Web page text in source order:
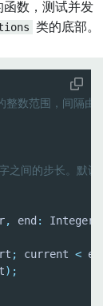
函数，测试并发
类的底部。
, end : Integer
; current < end
) ;